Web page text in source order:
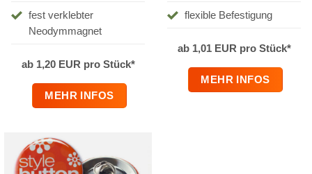
fest verklebter
Neodymmagnet
ab 1,20 EUR pro Stück*
MEHR INFOS
flexible Befestigung
ab 1,01 EUR pro Stück*
MEHR INFOS